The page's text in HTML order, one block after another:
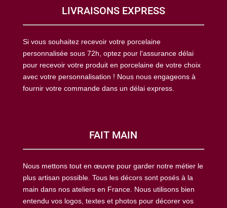
LIVRAISONS EXPRESS
Si vous souhaitez recevoir votre porcelaine
personnalisée sous 72h, optez pour l’assurance délai
pour recevoir votre produit en porcelaine de votre choix
avec votre personnalisation ! Nous nous engageons à
fournir votre commande dans un délai express.
FAIT MAIN
Nous mettons tout en œuvre pour garder notre métier le
plus artisan possible. Tous les décors sont posés à la
main dans nos ateliers en France. Nous utilisons bien
entendu vos logos, textes et photos pour décorer vos